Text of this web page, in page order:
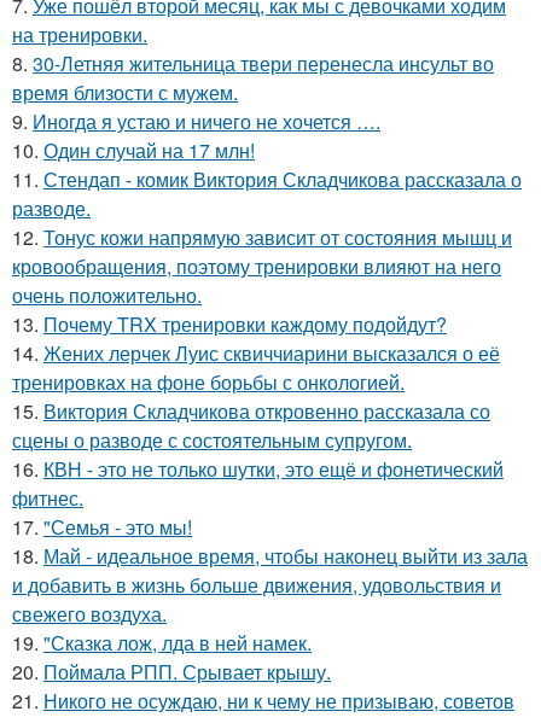
на тренировки.
8. 30-Летняя жительница твери перенесла инсульт во
время близости с мужем.
9. Иногда я устаю и ничего не хочется ….
10. Один случай на 17 млн!
11. Стендап - комик Виктория Складчикова рассказала о
разводе.
12. Тонус кожи напрямую зависит от состояния мышц и
кровообращения, поэтому тренировки влияют на него
очень положительно.
13. Почему TRX тренировки каждому подойдут?
14. Жених лерчек Луис сквиччиарини высказался о её
тренировках на фоне борьбы с онкологией.
15. Виктория Складчикова откровенно рассказала со
сцены о разводе с состоятельным супругом.
16. КВН - это не только шутки, это ещё и фонетический
фитнес.
17. "Семья - это мы!
18. Май - идеальное время, чтобы наконец выйти из зала
и добавить в жизнь больше движения, удовольствия и
свежего воздуха.
19. "Сказка лож, лда в ней намек.
20. Поймала РПП. Срывает крышу.
21. Никого не осуждаю, ни к чему не призываю, советов